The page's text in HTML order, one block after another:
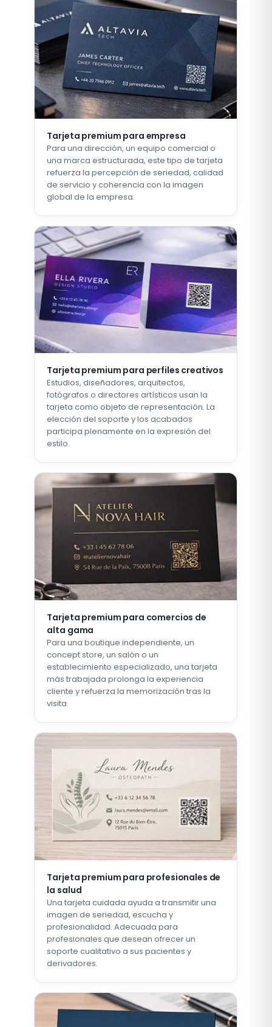
Tarjeta premium para empresa
Para una dirección, un equipo comercial o
una marca estructurada, este tipo de tarjeta
refuerza la percepción de seriedad, calidad
de servicio y coherencia con la imagen
global de la empresa.
Tarjeta premium para perfiles creativos
Estudios, diseñadores, arquitectos,
fotógrafos o directores artísticos usan la
tarjeta como objeto de representación. La
elección del soporte y los acabados
participa plenamente en la expresión del
estilo.
Tarjeta premium para comercios de
alta gama
Para una boutique independiente, un
concept store, un salón o un
establecimiento especializado, una tarjeta
más trabajada prolonga la experiencia
cliente y refuerza la memorización tras la
visita.
Tarjeta premium para profesionales de
la salud
Una tarjeta cuidada ayuda a transmitir una
imagen de seriedad, escucha y
profesionalidad. Adecuada para
profesionales que desean ofrecer un
soporte cualitativo a sus pacientes y
derivadores.